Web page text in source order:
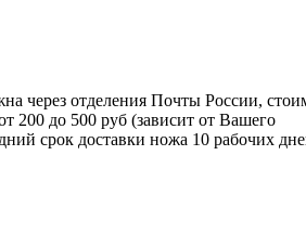
через отделения Почты России,
200 до 500 руб (зависит от Вашего
срок доставки ножа 10 рабочих